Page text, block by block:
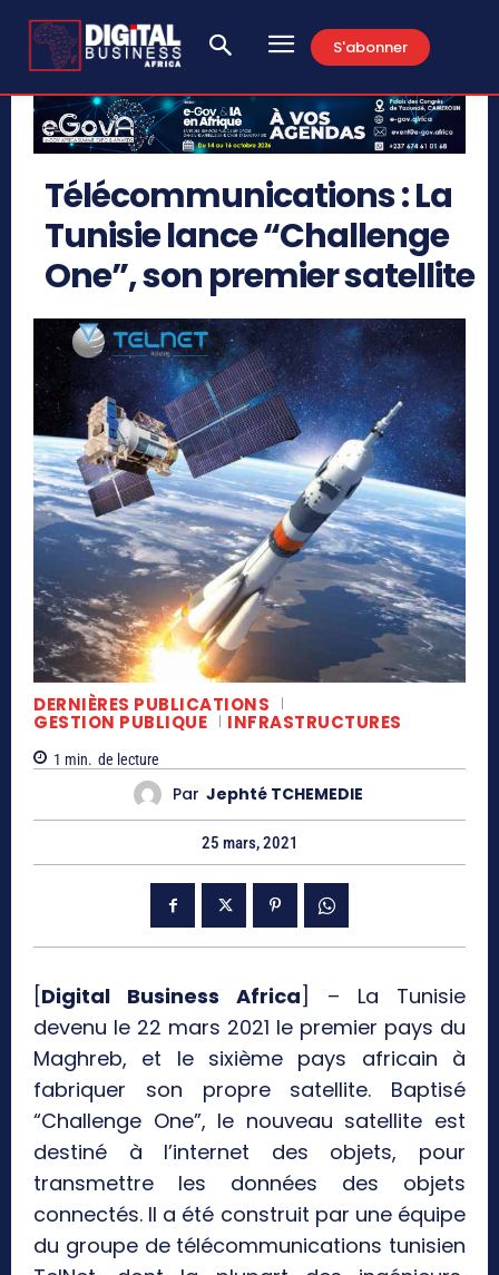
S'abonner
Télécommunications : La
Tunisie lance “Challenge
One”, son premier satellite
DERNIÈRES PUBLICATIONS
GESTION PUBLIQUE INFRASTRUCTURES
1 min. de lecture
Par Jephté TCHEMEDIE
25 mars, 2021
[Digital Business Africa] – La Tunisie
devenu le 22 mars 2021 le premier pays du
Maghreb, et le sixième pays africain à
fabriquer son propre satellite. Baptisé
“Challenge One”, le nouveau satellite est
destiné à l’internet des objets, pour
transmettre les données des objets
connectés. Il a été construit par une équipe
du groupe de télécommunications tunisien